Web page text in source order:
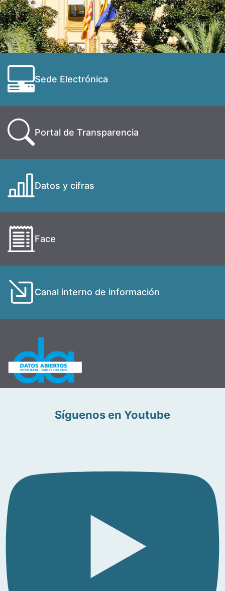
Sede Electrónica
Portal de Transparencia
Datos y cifras
Face
Canal interno de información
Síguenos en Youtube